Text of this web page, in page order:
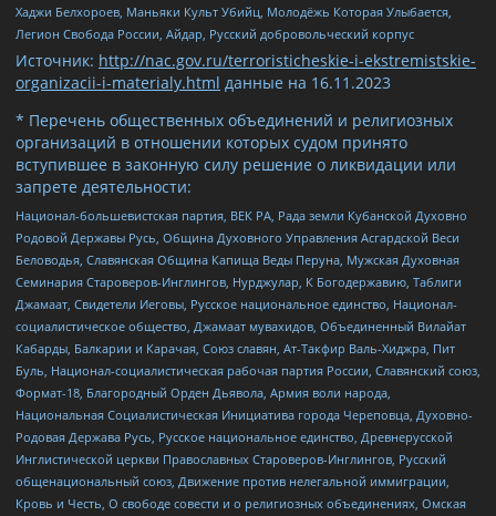
Хаджи Белхороев, Маньяки Культ Убийц, Молодёжь Которая Улыбается,
Легион Свобода России, Айдар, Русский добровольческий корпус
Источник: http://nac.gov.ru/terroristicheskie-i-ekstremistskie-
organizacii-i-materialy.html данные на 16.11.2023
* Перечень общественных объединений и религиозных
организаций в отношении которых судом принято
вступившее в законную силу решение о ликвидации или
запрете деятельности:
Национал-большевистская партия, ВЕК РА, Рада земли Кубанской Духовно
Родовой Державы Русь, Община Духовного Управления Асгардской Веси
Беловодья, Славянская Община Капища Веды Перуна, Мужская Духовная
Семинария Староверов-Инглингов, Нурджулар, К Богодержавию, Таблиги
Джамаат, Свидетели Иеговы, Русское национальное единство, Национал-
социалистическое общество, Джамаат мувахидов, Объединенный Вилайат
Кабарды, Балкарии и Карачая, Союз славян, Ат-Такфир Валь-Хиджра, Пит
Буль, Национал-социалистическая рабочая партия России, Славянский союз,
Формат-18, Благородный Орден Дьявола, Армия воли народа,
Национальная Социалистическая Инициатива города Череповца, Духовно-
Родовая Держава Русь, Русское национальное единство, Древнерусской
Инглистической церкви Православных Староверов-Инглингов, Русский
общенациональный союз, Движение против нелегальной иммиграции,
Кровь и Честь, О свободе совести и о религиозных объединениях, Омская